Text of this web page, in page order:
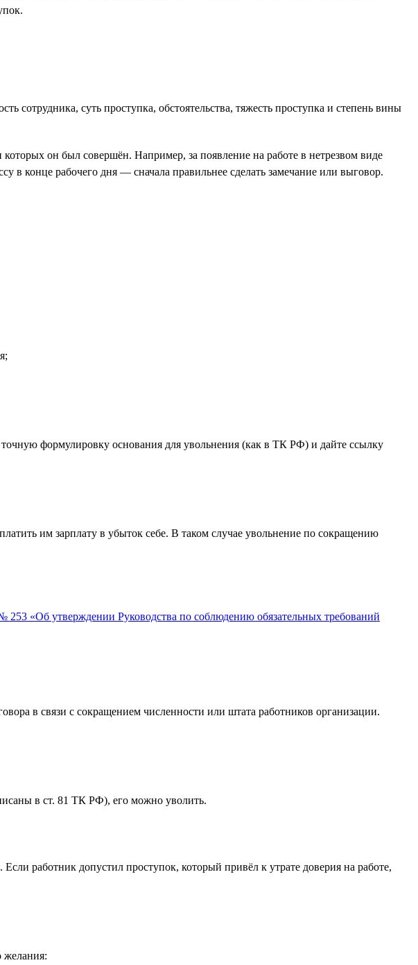
суть проступка, обстоятельства, тяжесть проступка и степень вины
он был совершён. Например, за появление на работе в нетрезвом виде
в конце рабочего дня — сначала правильнее сделать замечание или выговор.
формулировку основания для увольнения (как в ТК РФ) и дайте ссылку
им зарплату в убыток себе. В таком случае увольнение по сокращению
253 «Об утверждении Руководства по соблюдению обязательных требований
в связи с сокращением численности или штата работников организации.
в ст. 81 ТК РФ), его можно уволить.
работник допустил проступок, который привёл к утрате доверия на работе,
желания: